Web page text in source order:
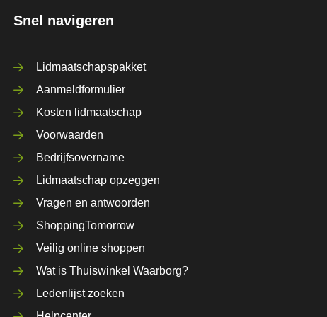
Snel navigeren
Lidmaatschapspakket
Aanmeldformulier
Kosten lidmaatschap
Voorwaarden
Bedrijfsovername
Lidmaatschap opzeggen
Vragen en antwoorden
ShoppingTomorrow
Veilig online shoppen
Wat is Thuiswinkel Waarborg?
Ledenlijst zoeken